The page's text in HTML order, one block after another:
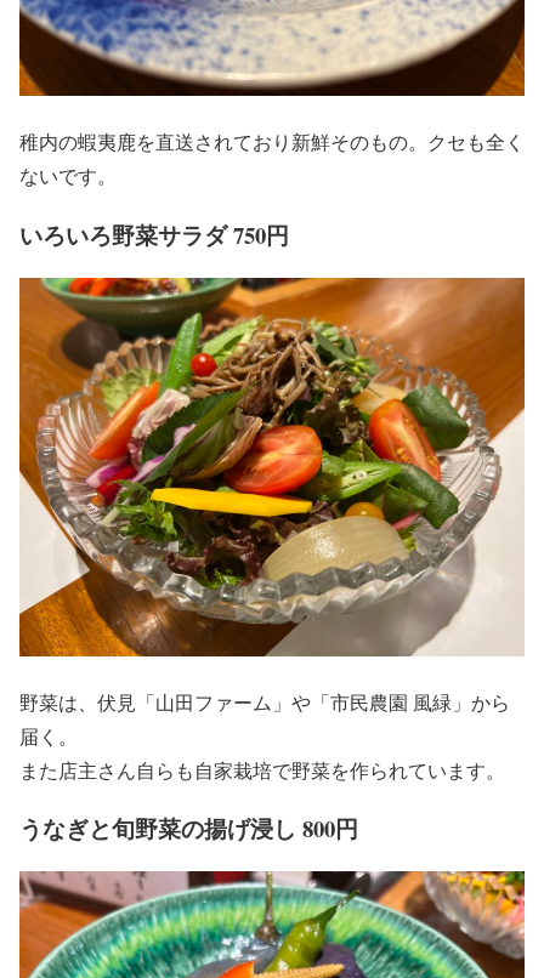
稚内の蝦夷鹿を直送されており新鮮そのもの。クセも全く
ないです。
いろいろ野菜サラダ 750円
野菜は、伏見「山田ファーム」や「市民農園 風緑」から
届く。
また店主さん自らも自家栽培で野菜を作られています。
うなぎと旬野菜の揚げ浸し 800円